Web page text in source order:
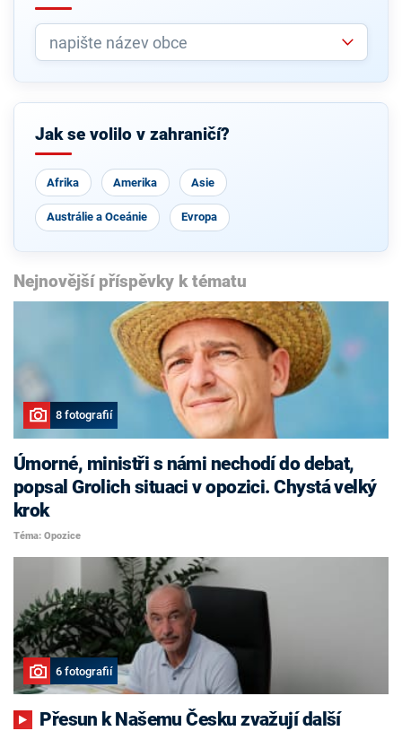
Jak se volilo v zahraničí?
Afrika Amerika Asie
Austrálie a Oceánie Evropa
Nejnovější příspěvky k tématu
8 fotografií
Úmorné, ministři s námi nechodí do debat,
popsal Grolich situaci v opozici. Chystá velký
krok
Téma: Opozice
6 fotografií